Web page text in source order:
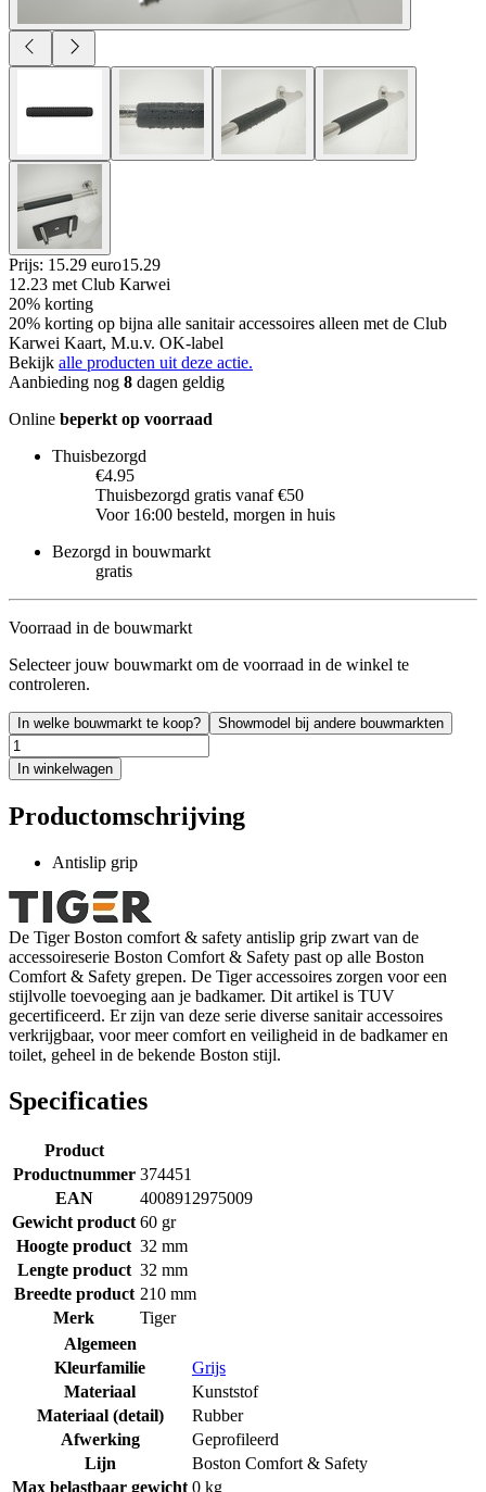
Prijs: 15.29 euro15.29
12.23 met Club Karwei
20% korting
20% korting op bijna alle sanitair accessoires alleen met de Club
Karwei Kaart, M.u.v. OK-label
Bekijk alle producten uit deze actie.
Aanbieding nog 8 dagen geldig
Online beperkt op voorraad
Thuisbezorgd
€4.95
Thuisbezorgd gratis vanaf €50
Voor 16:00 besteld, morgen in huis
Bezorgd in bouwmarkt
gratis
Voorraad in de bouwmarkt
Selecteer jouw bouwmarkt om de voorraad in de winkel te
controleren.
In welke bouwmarkt te koop? Showmodel bij andere bouwmarkten
In winkelwagen
Productomschrijving
Antislip grip
De Tiger Boston comfort & safety antislip grip zwart van de
accessoireserie Boston Comfort & Safety past op alle Boston
Comfort & Safety grepen. De Tiger accessoires zorgen voor een
stijlvolle toevoeging aan je badkamer. Dit artikel is TUV
gecertificeerd. Er zijn van deze serie diverse sanitair accessoires
verkrijgbaar, voor meer comfort en veiligheid in de badkamer en
toilet, geheel in de bekende Boston stijl.
Specificaties
Product
Productnummer 374451
EAN
4008912975009
Gewicht product 60 gr
Hoogte product 32 mm
Lengte product 32 mm
Breedte product 210 mm
Merk
Tiger
Algemeen
Kleurfamilie
Grijs
Materiaal
Kunststof
Materiaal (detail)
Rubber
Afwerking
Geprofileerd
Lijn
Boston Comfort & Safety
Max belastbaar gewicht 0 kg